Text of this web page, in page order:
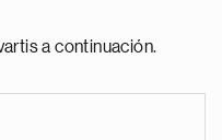
a continuación.